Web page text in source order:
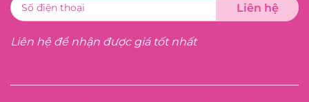
Liên hệ để nhận được giá tốt nhất